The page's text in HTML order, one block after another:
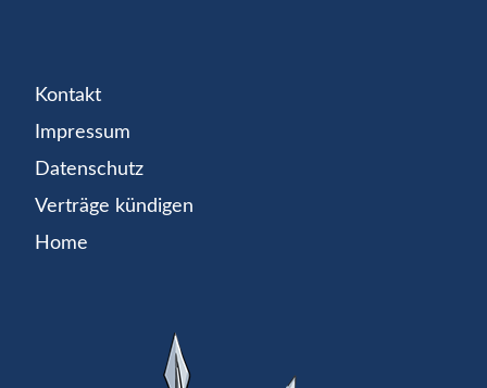
Kontakt
Impressum
Datenschutz
Verträge kündigen
Home